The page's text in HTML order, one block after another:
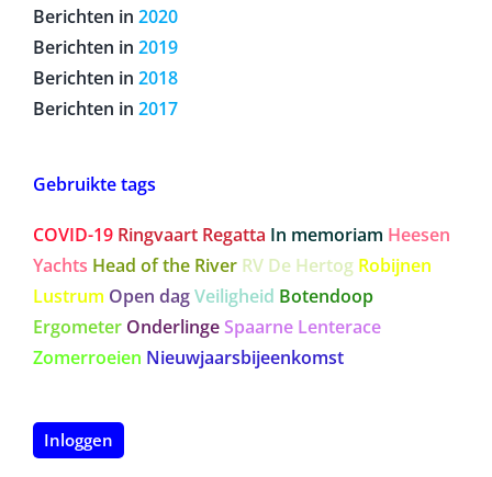
Berichten in 2020
Berichten in 2019
Berichten in 2018
Berichten in 2017
Gebruikte tags
COVID-19 Ringvaart Regatta In memoriam Heesen
Yachts Head of the River RV De Hertog Robijnen
Lustrum Open dagVeiligheid Botendoop
Ergometer OnderlingeSpaarne Lenterace
Zomerroeien Nieuwjaarsbijeenkomst
Inloggen